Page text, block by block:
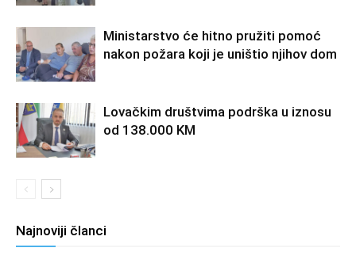
Ministarstvo će hitno pružiti pomoć
nakon požara koji je uništio njihov dom
Lovačkim društvima podrška u iznosu
od 138.000 KM
Najnoviji članci